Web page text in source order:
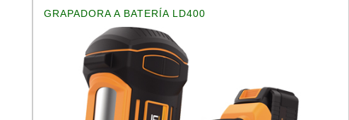
GRAPADORA A BATERÍA LD400